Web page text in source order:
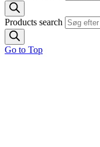
Products search
Go to Top